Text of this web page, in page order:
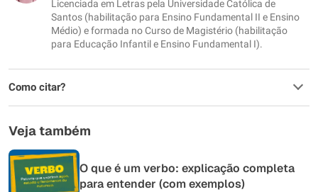
Licenciada em Letras pela Universidade Católica de
Santos (habilitação para Ensino Fundamental II e Ensino
Médio) e formada no Curso de Magistério (habilitação
para Educação Infantil e Ensino Fundamental I).
Como citar?
Veja também
O que é um verbo: explicação completa
para entender (com exemplos)